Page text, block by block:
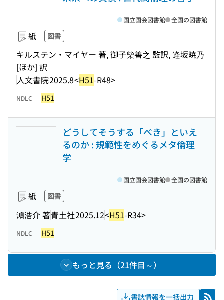
紙 図書
キルステン・マイヤー 著, 御子柴善之 監訳, 逢坂暁乃
[ほか] 訳
人文書院2025.8<H51-R48>
国立国会図書館 全国の図書館
NDLC H51
どうしてそうする「べき」といえ
るのか : 規範性をめぐるメタ倫理
学
紙 図書
鴻浩介 著青土社2025.12<H51-R34>
国立国会図書館 全国の図書館
NDLC H51
もっと見る（21件目～）
書誌情報を一括出力